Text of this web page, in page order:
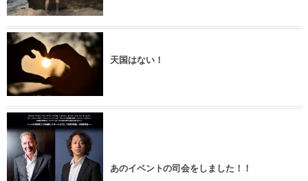
天国はない！
あのイベントの司会をしました！！